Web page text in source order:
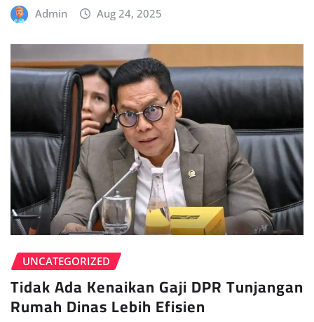
Admin Aug 24, 2025
UNCATEGORIZED
Tidak Ada Kenaikan Gaji DPR Tunjangan
Rumah Dinas Lebih Efisien